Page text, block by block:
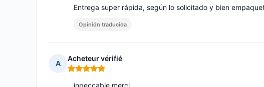
Entrega super rápida, según lo solicitado y bien
Opinión traducida
A
Acheteur vérifié
Nota: 5 de 5